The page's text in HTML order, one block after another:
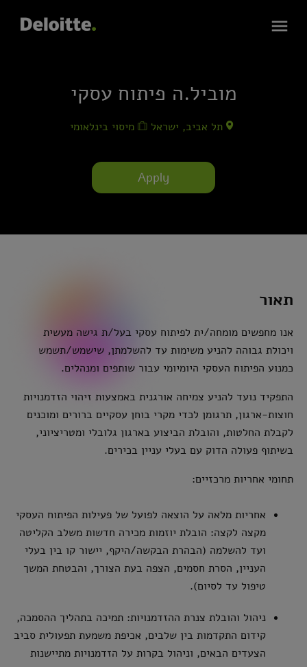
מוביל.ה פיתוח עסקי
תל אביב, ישראל מיסוי בינלאומי
Apply
תאור
אנו מחפשים מומחה/ית לפיתוח עסקי בעל/ת גישה מעשית
ויכולת גבוהה להניע משימות עד להשלמתן, שישמש/תשמש
כמנוע הפיתוח העסקי היומיומי עבור שותפים ומנהלים.
התפקיד נועד להניע צמיחה אורגנית באמצעות זיהוי הזדמנויות
חוצות-ארגון, תרגומן לכדי מקרי בוחן עסקיים ברורים ומוכנים
לקבלת החלטות, והובלת הביצוע בארגון גלובלי ומטריציוני,
בשיתוף פעולה הדוק עם בעלי עניין בכירים.
תחומי אחריות מרכזיים:
אחריות מלאה על הוצאה לפועל של פעילות הפיתוח העסקי
מקצה לקצה: הובלת יוזמות מכירה חדשות משלב הקליטה
ועד להשלמה (הבהרת הבקשה/היקף, יישור קו בין בעלי
העניין, הסרת חסמים, הצפה בעת הצורך, והבטחת המשך
טיפול עד לסיום).
ניהול והובלת צנרת ההזדמנויות: תמיכה בתהליך ההסמכה,
קידום התקדמות בין שלבים, אכיפת משמעת תפעולית סביב
הצעדים הבאים, וניהול בקרות על הזדמנויות מתיישנות